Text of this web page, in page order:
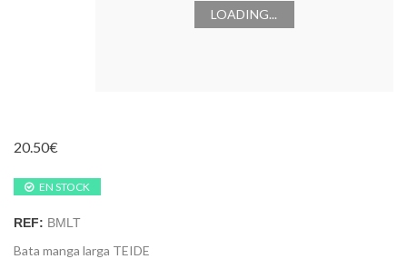
LOADING...
20.50€
EN STOCK
REF: BMLT
Bata manga larga TEIDE